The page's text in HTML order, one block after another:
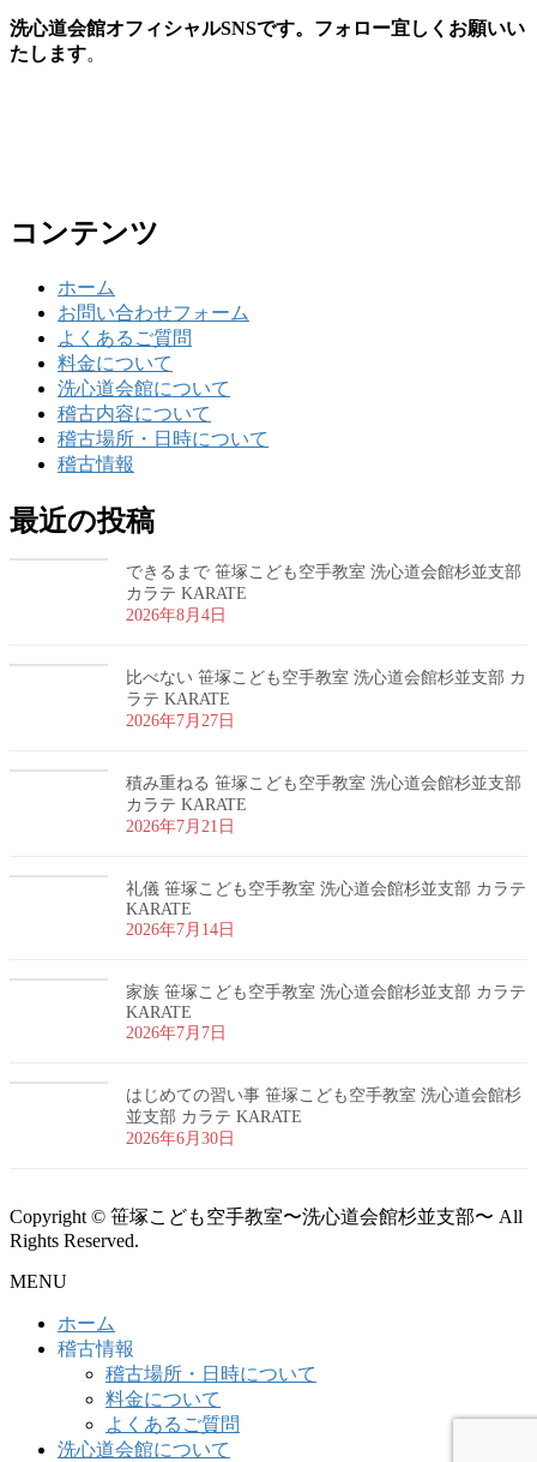
洗心道会館オフィシャルSNSです。フォロー宜しくお願いい
たします。
コンテンツ
ホーム
お問い合わせフォーム
よくあるご質問
料金について
洗心道会館について
稽古内容について
稽古場所・日時について
稽古情報
最近の投稿
できるまで 笹塚こども空手教室 洗心道会館杉並支部
カラテ KARATE
2026年8月4日
比べない 笹塚こども空手教室 洗心道会館杉並支部 カ
ラテ KARATE
2026年7月27日
積み重ねる 笹塚こども空手教室 洗心道会館杉並支部
カラテ KARATE
2026年7月21日
礼儀 笹塚こども空手教室 洗心道会館杉並支部 カラテ
KARATE
2026年7月14日
家族 笹塚こども空手教室 洗心道会館杉並支部 カラテ
KARATE
2026年7月7日
はじめての習い事 笹塚こども空手教室 洗心道会館杉
並支部 カラテ KARATE
2026年6月30日
Copyright © 笹塚こども空手教室〜洗心道会館杉並支部〜 All
Rights Reserved.
MENU
ホーム
稽古情報
稽古場所・日時について
料金について
よくあるご質問
洗心道会館について